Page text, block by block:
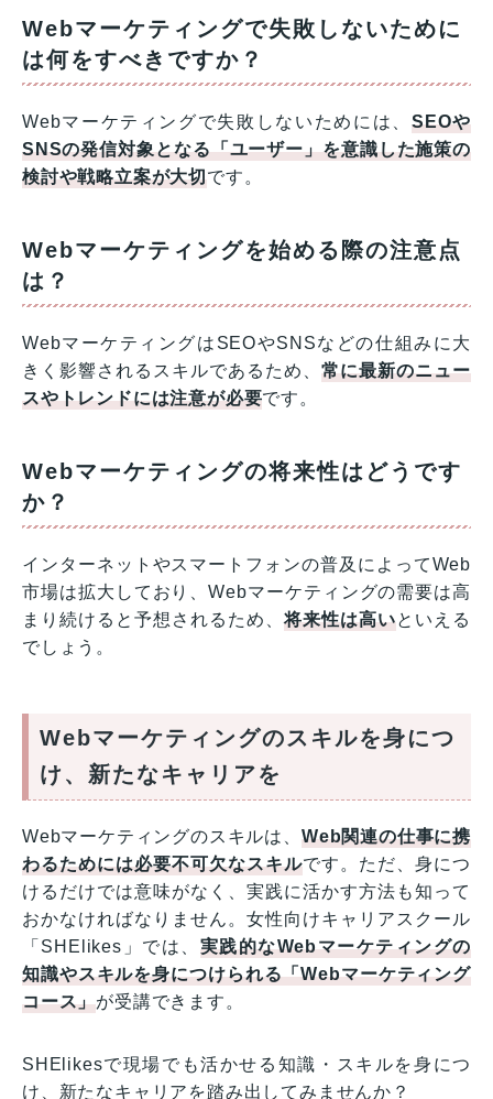
Webマーケティングで失敗しないために
は何をすべきですか？
Webマーケティングで失敗しないためには、 SEOや
SNSの発信対象となる「ユーザー」を意識した施策の
検討や戦略立案が大切です。
Webマーケティングを始める際の注意点
は？
WebマーケティングはSEOやSNSなどの仕組みに大
きく影響されるスキルであるため、常に最新のニュー
スやトレンドには注意が必要です。
Webマーケティングの将来性はどうです
か？
インターネットやスマートフォンの普及によってWeb
市場は拡大しており、Webマーケティングの需要は高
まり続けると予想されるため、将来性は高いといえる
でしょう。
Webマーケティングのスキルを身につ
け、新たなキャリアを
Webマーケティングのスキルは、 Web関連の仕事に携
わるためには必要不可欠なスキルです。ただ、身につ
けるだけでは意味がなく、実践に活かす方法も知って
おかなければなりません。女性向けキャリアスクール
「SHElikes」では、 実践的なWebマーケティングの
知識やスキルを身につけられる「Webマーケティング
コース」が受講できます。
SHElikesで現場でも活かせる知識・スキルを身につ
け、新たなキャリアを踏み出してみませんか？